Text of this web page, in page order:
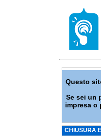
Questo
Se sei un
impresa o
CHIUSURA